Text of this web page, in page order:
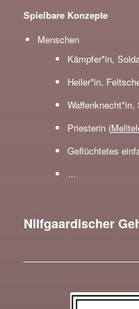
Spielbare Konzepte
Menschen
Kämpfer*in,
Heiler*in,
Priesterin (
Geflüchtetes
…
Nilfgaardischer